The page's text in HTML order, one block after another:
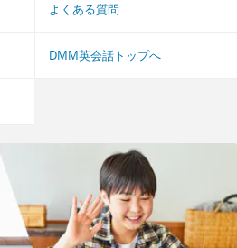
よくある質問
DMM英会話トップへ